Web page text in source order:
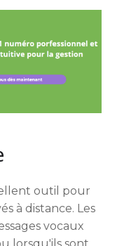
outil pour
à distance. Les
vocaux